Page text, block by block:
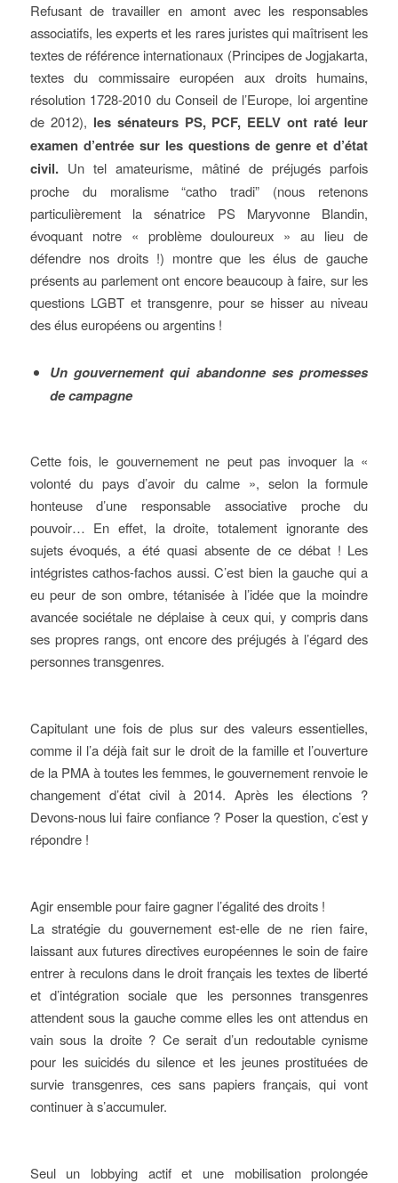
Refusant de travailler en amont avec les responsables
associatifs, les experts et les rares juristes qui maîtrisent les
textes de référence internationaux (Principes de Jogjakarta,
textes du commissaire européen aux droits humains,
résolution 1728-2010 du Conseil de l’Europe, loi argentine
de 2012), les sénateurs PS, PCF, EELV ont raté leur
examen d’entrée sur les questions de genre et d’état
civil.Un tel amateurisme, mâtiné de préjugés parfois
proche du moralisme “catho tradi” (nous retenons
particulièrement la sénatrice PS Maryvonne Blandin,
évoquant notre « problème douloureux » au lieu de
défendre nos droits !) montre que les élus de gauche
présents au parlement ont encore beaucoup à faire, sur les
questions LGBT et transgenre, pour se hisser au niveau
des élus européens ou argentins !
Un gouvernement qui abandonne ses promesses
de campagne
Cette fois, le gouvernement ne peut pas invoquer la «
volonté du pays d’avoir du calme », selon la formule
honteuse d’une responsable associative proche du
pouvoir… En effet, la droite, totalement ignorante des
sujets évoqués, a été quasi absente de ce débat ! Les
intégristes cathos-fachos aussi. C’est bien la gauche qui a
eu peur de son ombre, tétanisée à l’idée que la moindre
avancée sociétale ne déplaise à ceux qui, y compris dans
ses propres rangs, ont encore des préjugés à l’égard des
personnes transgenres.
Capitulant une fois de plus sur des valeurs essentielles,
comme il l’a déjà fait sur le droit de la famille et l’ouverture
de la PMA à toutes les femmes, le gouvernement renvoie le
changement d’état civil à 2014. Après les élections ?
Devons-nous lui faire confiance ? Poser la question, c’est y
répondre !
Agir ensemble pour faire gagner l’égalité des droits !
La stratégie du gouvernement est-elle de ne rien faire,
laissant aux futures directives européennes le soin de faire
entrer à reculons dans le droit français les textes de liberté
et d’intégration sociale que les personnes transgenres
attendent sous la gauche comme elles les ont attendus en
vain sous la droite ? Ce serait d’un redoutable cynisme
pour les suicidés du silence et les jeunes prostituées de
survie transgenres, ces sans papiers français, qui vont
continuer à s’accumuler.
Seul un lobbying actif et une mobilisation prolongée